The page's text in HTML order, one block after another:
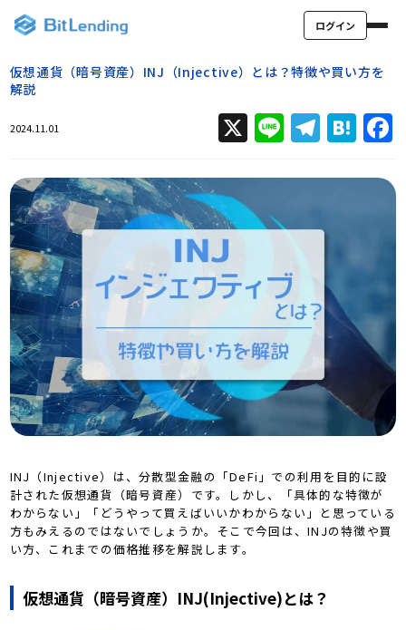
ログイン
仮想通貨（暗号資産）INJ（Injective）とは？特徴や買い方を
解説
2024.11.01 X Line
INJ（Injective）は、分散型金融の「DeFi」での利用を目的に設
計された仮想通貨（暗号資産）です。しかし、「具体的な特徴が
わからない」「どうやって買えばいいかわからない」と思っている
方もみえるのではないでしょうか。そこで今回は、INJの特徴や買
い方、これまでの価格推移を解説します。
仮想通貨（暗号資産）INJ(Injective)とは？